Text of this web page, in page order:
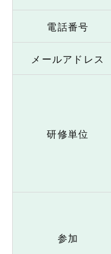
電話番号
メールアドレス
研修単位
参加